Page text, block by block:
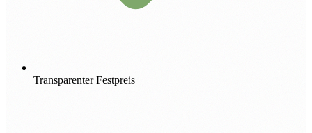
Transparenter Festpreis